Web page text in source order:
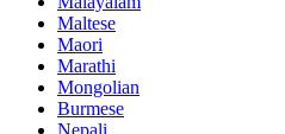
Maltese
Maori
Marathi
Mongolian
Burmese
Nepali